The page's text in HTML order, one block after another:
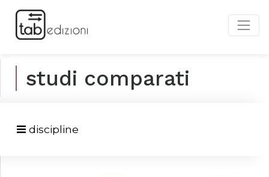
studi comparati
discipline